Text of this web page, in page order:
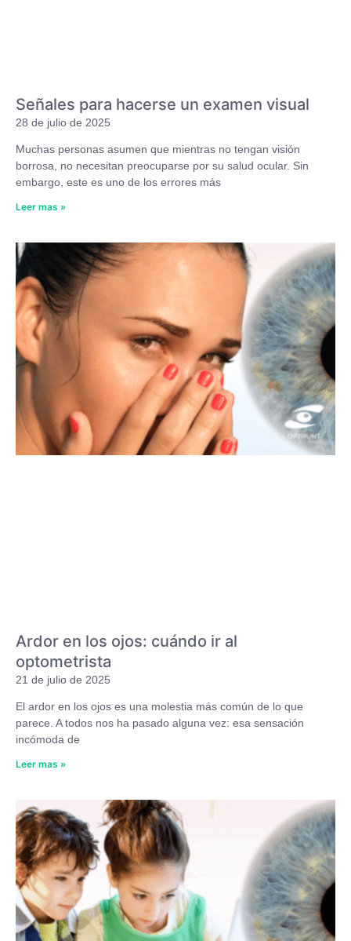
Señales para hacerse un examen visual
28 de julio de 2025
Muchas personas asumen que mientras no tengan visión
borrosa, no necesitan preocuparse por su salud ocular. Sin
embargo, este es uno de los errores más
Leer mas »
Ardor en los ojos: cuándo ir al
optometrista
21 de julio de 2025
El ardor en los ojos es una molestia más común de lo que
parece. A todos nos ha pasado alguna vez: esa sensación
incómoda de
Leer mas »